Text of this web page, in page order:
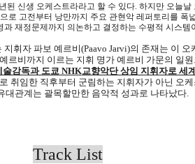
년된 신생 오케스트라라고 할 수 있다.하지만 오늘날
로 고전부터 낭만까지 주요 관현악 레퍼토리를 폭
재정문제까지 의논하고 결정하는 수평적 시스템
휘자 파보 예르비(Paavo Jarvi)의 존재는 이 오
르비까지 이르는 지휘 명가 예르비 가문의 일
감독과 도쿄 NHK교향악단 상임 지휘자로 세
취임한 직후부터 군림하는 지휘자가 아닌 오
대관계는 괄목할만한 음악적 성과로 나타났다
Track List